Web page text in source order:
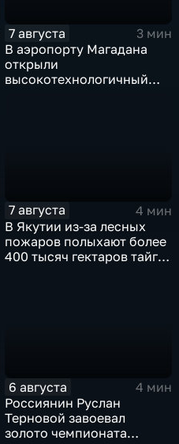
7 августа
3 мин
В аэропорту Магадана
открыли
высокотехнологичный
7 августа
4 мин
В Якутии из-за лесных
пожаров полыхают более
400 тысяч гектаров тайги,
6 августа
4 мин
Россиянин Руслан
Терновой завоевал
золото чемпионата